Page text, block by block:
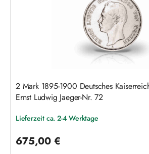
2 Mark 1895-1900 Deutsches
Ernst Ludwig Jaeger-Nr. 72
Lieferzeit ca. 2-4 Werktage
675,00 €